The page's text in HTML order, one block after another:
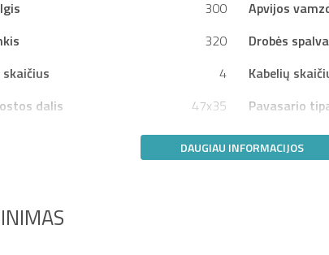
300 Apvijos
320 Drobės spalva
4 Kabelių
dalis
47x35 Pavasario
DAUGIAU INFORMACIJOS